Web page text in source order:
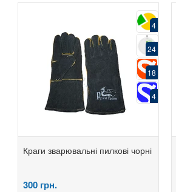
4
24
18
4
Краги зварювальні пилкові чорні
300 грн.